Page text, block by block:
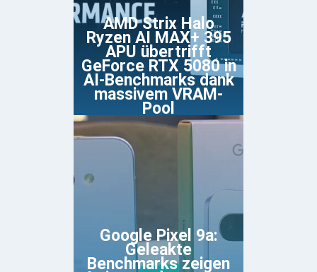
AMD Strix Halo
Ryzen AI MAX+ 395
APU übertrifft
GeForce RTX 5080 in
AI-Benchmarks dank
massivem VRAM-
Pool
Google Pixel 9a:
Geleakte
Benchmarks zeigen